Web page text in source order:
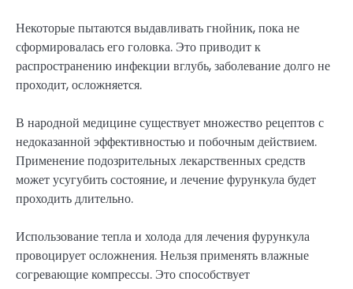
Некоторые пытаются выдавливать гнойник, пока не
сформировалась его головка. Это приводит к
распространению инфекции вглубь, заболевание долго не
проходит, осложняется.
В народной медицине существует множество рецептов с
недоказанной эффективностью и побочным действием.
Применение подозрительных лекарственных средств
может усугубить состояние, и лечение фурункула будет
проходить длительно.
Использование тепла и холода для лечения фурункула
провоцирует осложнения. Нельзя применять влажные
согревающие компрессы. Это способствует